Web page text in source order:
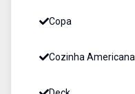
Copa
Cozinha Americana